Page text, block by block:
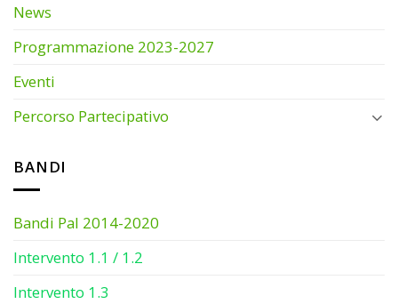
News
Programmazione 2023-2027
Eventi
Percorso Partecipativo
BANDI
Bandi Pal 2014-2020
Intervento 1.1 / 1.2
Intervento 1.3